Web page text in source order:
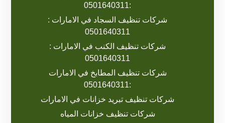
:0501640311
شركات تنظيف السجاد في الامارات :
0501640311
شركات تنظيف الكنب في الامارات :
0501640311
شركات تنظيف المطابخ في الامارات
:0501640311
شركات تنظيف تبريد خزانات في الامارات
شركات تنظيف خزانات المياه